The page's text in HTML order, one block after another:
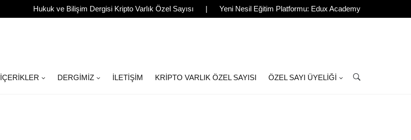
Hukuk ve Bilişim Dergisi Kripto Varlık Özel Sayısı | Yeni Nesil Eğitim Platformu: Edux Academy
İÇERIKLER DERGIMIZ İLETIŞIM KRIPTO VARLIK ÖZEL SAYISI ÖZEL SAYI ÜYELIĞI